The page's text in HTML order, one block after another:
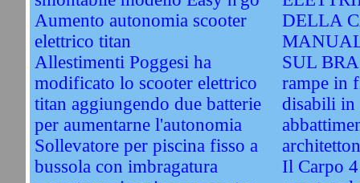
Aumento autonomia scooter
elettrico titan
Allestimenti Poggesi ha
modificato lo scooter elettrico
titan aggiungendo due batterie
per aumentarne l'autonomia
Sollevatore per piscina fisso a
bussola con imbragatura
DELLA
SUL
rampe in
disabili in
Il Carpo